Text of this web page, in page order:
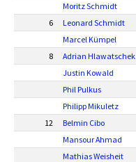
Moritz Schmidt
6
Leonard Schmidt
Marcel Kümpel
8
Adrian Hlawatschek
Justin Kowald
Phil Pulkus
Philipp Mikuletz
12
Belmin Cibo
Mansour Ahmad
Mathias Weisheit